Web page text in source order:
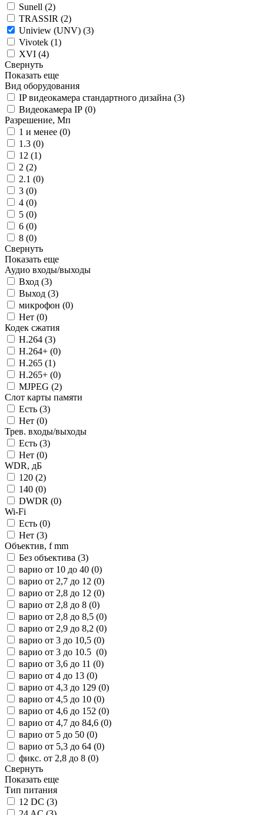
Sunell (2)
TRASSIR (2)
Uniview (UNV) (3)
Vivotek (1)
XVI (4)
Свернуть
Показать еще
Вид оборудования
IP видеокамера стандартного дизайна (3)
Видеокамера IP (0)
Разрешение, Мп
1 и менее (0)
1.3 (0)
12 (1)
2 (2)
2.1 (0)
3 (0)
4 (0)
5 (0)
6 (0)
8 (0)
Свернуть
Показать еще
Аудио входы/выходы
Вход (3)
Выход (3)
микрофон (0)
Нет (0)
Кодек сжатия
H.264 (3)
H.264+ (0)
H.265 (1)
H.265+ (0)
MJPEG (2)
Слот карты памяти
Есть (3)
Нет (0)
Трев. входы/выходы
Есть (3)
Нет (0)
WDR, дБ
120 (2)
140 (0)
DWDR (0)
Wi-Fi
Есть (0)
Нет (3)
Объектив, f mm
Без объектива (3)
варио от 10 до 40 (0)
варио от 2,7 до 12 (0)
варио от 2,8 до 12 (0)
варио от 2,8 до 8 (0)
варио от 2,8 до 8,5 (0)
варио от 2,9 до 8,2 (0)
варио от 3 до 10,5 (0)
варио от 3 до 10.5 (0)
варио от 3,6 до 11 (0)
варио от 4 до 13 (0)
варио от 4,3 до 129 (0)
варио от 4,5 до 10 (0)
варио от 4,6 до 152 (0)
варио от 4,7 до 84,6 (0)
варио от 5 до 50 (0)
варио от 5,3 до 64 (0)
фикс. от 2,8 до 8 (0)
Свернуть
Показать еще
Тип питания
12 DC (3)